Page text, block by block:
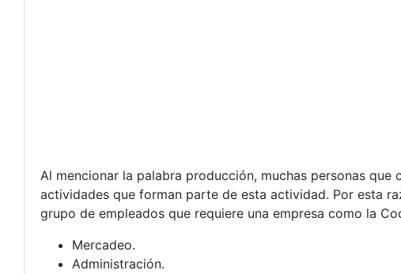
Al mencionar la palabra producción, muchas personas
actividades que forman parte de esta actividad. Por esta
grupo de empleados que requiere una empresa como la
Mercadeo.
Administración.